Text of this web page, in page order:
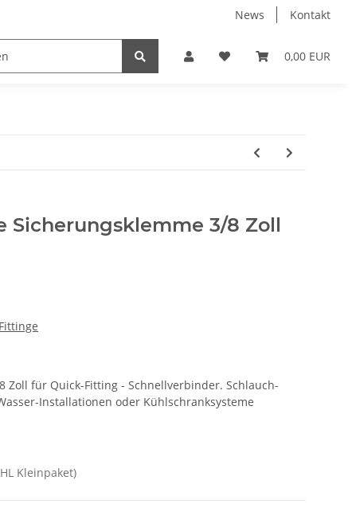
News Kontakt
0,00 EUR
Verbindungsteile & Fittinge
Sicherungsklemme 3/8 Zoll
Zoll für Quick-Fitting - Schnellverbinder. Schlauch-
Installationen oder Kühlschranksysteme
Kleinpaket)